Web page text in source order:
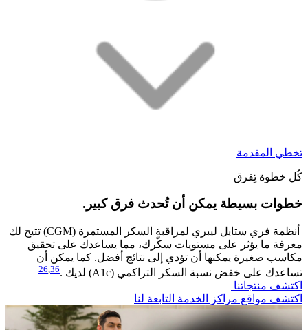
تخطي المقدمة
كُل خطوة تِفرق
خطوات بسيطة يمكن أن تُحدث فرق كبير.​
أنظمة فري ستايل ليبري لمراقبة السكر المستمرة (CGM) تتيح لك
معرفة ما يؤثر على مستويات سكّرك، مما يساعدك على تحقيق
مكاسب صغيرة يمكنها أن تؤدي إلى نتائج أفضل. كما يمكن أن
تساعدك على خفض نسبة السكر التراكمي (A1c) لديك .
26 36
اكتشف منتجاتنا
اكتشف مواقع مراكز الخدمة التابعة لنا​